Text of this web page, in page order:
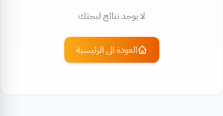
لا يوجد نتائج لبحثك
العودة الى الرئيسية